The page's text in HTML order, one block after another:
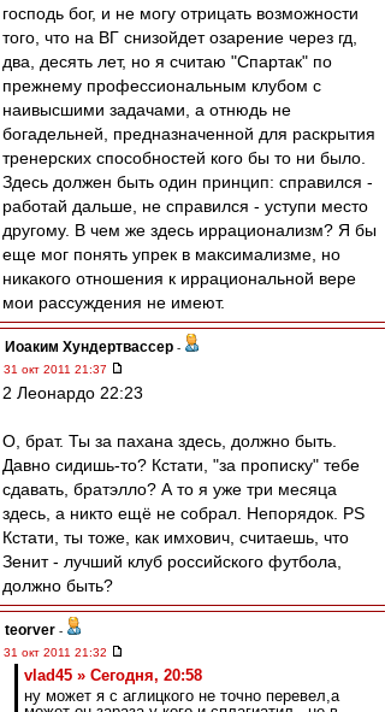
господь бог, и не могу отрицать возможности
того, что на ВГ снизойдет озарение через гд,
два, десять лет, но я считаю "Спартак" по
прежнему профессиональным клубом с
наивысшими задачами, а отнюдь не
богадельней, предназначенной для раскрытия
тренерских способностей кого бы то ни было.
Здесь должен быть один принцип: справился -
работай дальше, не справился - уступи место
другому. В чем же здесь иррационализм? Я бы
еще мог понять упрек в максимализме, но
никакого отношения к иррациональной вере
мои рассуждения не имеют.
Иоаким Хундертвассер -
31 окт 2011 21:37
2 Леонардо 22:23
О, брат. Ты за пахана здесь, должно быть.
Давно сидишь-то? Кстати, "за прописку" тебе
сдавать, братэлло? А то я уже три месяца
здесь, а никто ещё не собрал. Непорядок. PS
Кстати, ты тоже, как имхович, считаешь, что
Зенит - лучший клуб российского футбола,
должно быть?
teorver -
31 окт 2011 21:32
vlad45 » Сегодня, 20:58
ну может я с аглицкого не точно перевел,а